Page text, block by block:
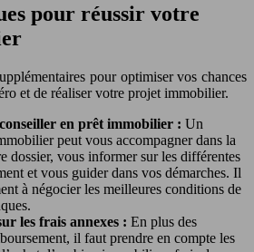
pour réussir votre
pour optimiser vos chances
et de réaliser votre projet immobilier.
en prêt immobilier : Un
peut vous accompagner dans la
dossier, vous informer sur les différentes
et vous guider dans vos démarches. Il
à négocier les meilleures conditions de
les frais annexes : En plus des
il faut prendre en compte les